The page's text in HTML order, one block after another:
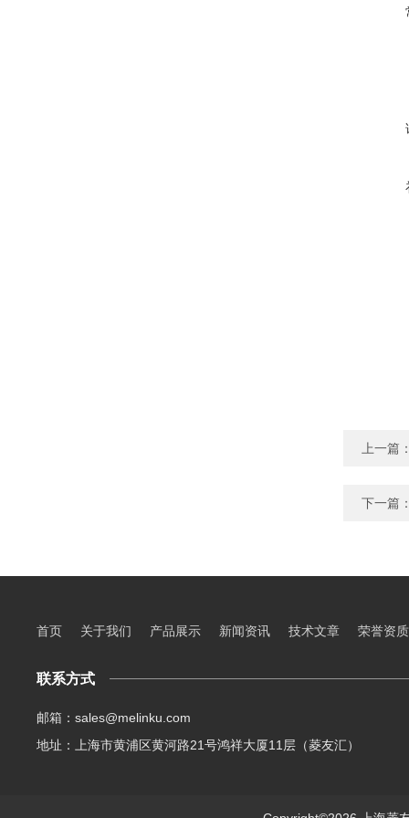
上一篇
下一篇
首页 关于我们 产品展示 新闻资讯 技术文章 荣誉资质
联系方式
邮箱：sales@melinku.com
地址：上海市黄浦区黄河路21号鸿祥大厦11层（菱友汇）